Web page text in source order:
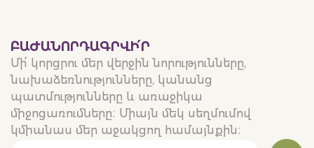
ԲԱԺԱՆՈՐԴԱԳՐՎԻ՛Ր
Մի՛ կորցրու մեր վերջին նորությունները,
նախաձեռնությունները, կանանց
պատմությունները և առաջիկա
միջոցառումները։ Միայն մեկ սեղմումով
կմիանաս մեր աջակցող համայնքին։